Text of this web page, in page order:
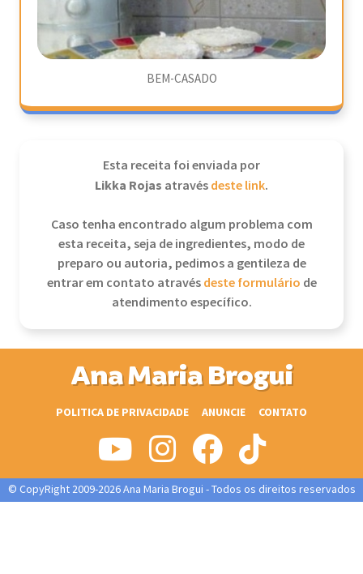
BEM-CASADO
Esta receita foi enviada por
Likka Rojas atravésdeste link.
Caso tenha encontrado algum problema com
esta receita, seja de ingredientes, modo de
preparo ou autoria, pedimos a gentileza de
entrar em contato atravésdeste formulário de
atendimento específico.
Ana Maria Brogui
POLITICA DE PRIVACIDADE ANUNCIE CONTATO
© CopyRight 2009-2026 Ana Maria Brogui - Todos os direitos reservados